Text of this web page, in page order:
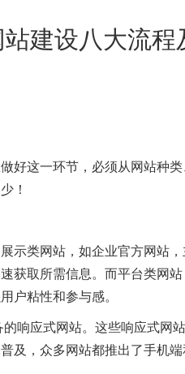
建设八大流程
好这一环节，必须从网站种
！
示类网站，如企业官方网站
获取所需信息。而平台类网
户粘性和参与感。
响应式网站。这些响应式网
及，众多网站都推出了手机